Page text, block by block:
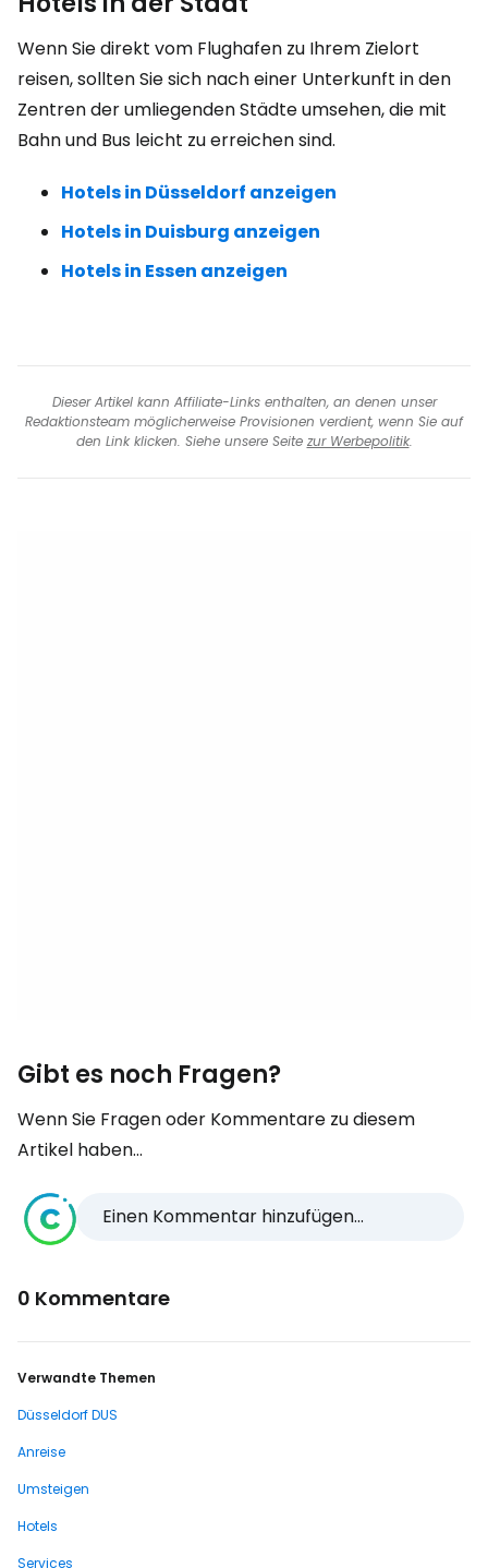
Wenn Sie direkt vom Flughafen zu Ihrem Zielort
reisen, sollten Sie sich nach einer Unterkunft in den
Zentren der umliegenden Städte umsehen, die mit
Bahn und Bus leicht zu erreichen sind.
Hotels in Düsseldorf anzeigen
Hotels in Duisburg anzeigen
Hotels in Essen anzeigen
Dieser Artikel kann Affiliate-Links enthalten, an denen unser
Redaktionsteam möglicherweise Provisionen verdient, wenn Sie auf
den Link klicken. Siehe unsere Seite zur Werbepolitik.
Gibt es noch Fragen?
Wenn Sie Fragen oder Kommentare zu diesem
Artikel haben...
Einen Kommentar hinzufügen...
0 Kommentare
Verwandte Themen
Düsseldorf DUS
Anreise
Umsteigen
Hotels
Services